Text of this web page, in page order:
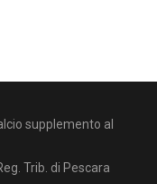
supplemento al
Trib. di Pescara